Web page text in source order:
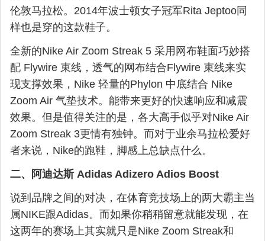
伦敦马拉松。2014年波士顿女子冠军Rita Jeptoo同
样也是穿的这款鞋子。
全新的Nike Air Zoom Streak 5 采用网布鞋面巧妙搭
配 Flywire 束线，透气的网布结合Flywire 束线来实
现支撑效果，Nike 轻量的Phylon 中底结合 Nike
Zoom Air 气垫技术。能带来更好的快速响应和减震
效果。但是值得关注的是，各大高手似乎对Nike Air
Zoom Streak 3更情有独钟。而对于业余马拉松爱好
者来说，Nike的跑鞋，脚感上总缺点什么。
二、阿迪达斯 Adidas Adizero Adios Boost
说到品牌之间的对决，在体育竞技场上的两大霸主当
属NIKE跟Adidas。而如果你稍稍留意就能发现，在
这两年的赛场上其实就只是Nike Zoom Streak和